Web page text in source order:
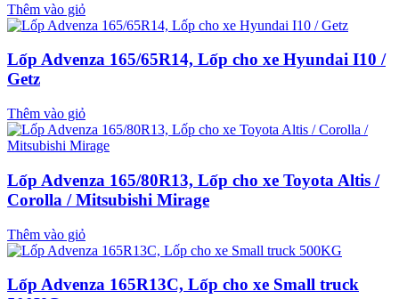
Thêm vào giỏ
Lốp Advenza 165/65R14, Lốp cho xe Hyundai I10 /
Getz
Thêm vào giỏ
Lốp Advenza 165/80R13, Lốp cho xe Toyota Altis /
Corolla / Mitsubishi Mirage
Thêm vào giỏ
Lốp Advenza 165R13C, Lốp cho xe Small truck